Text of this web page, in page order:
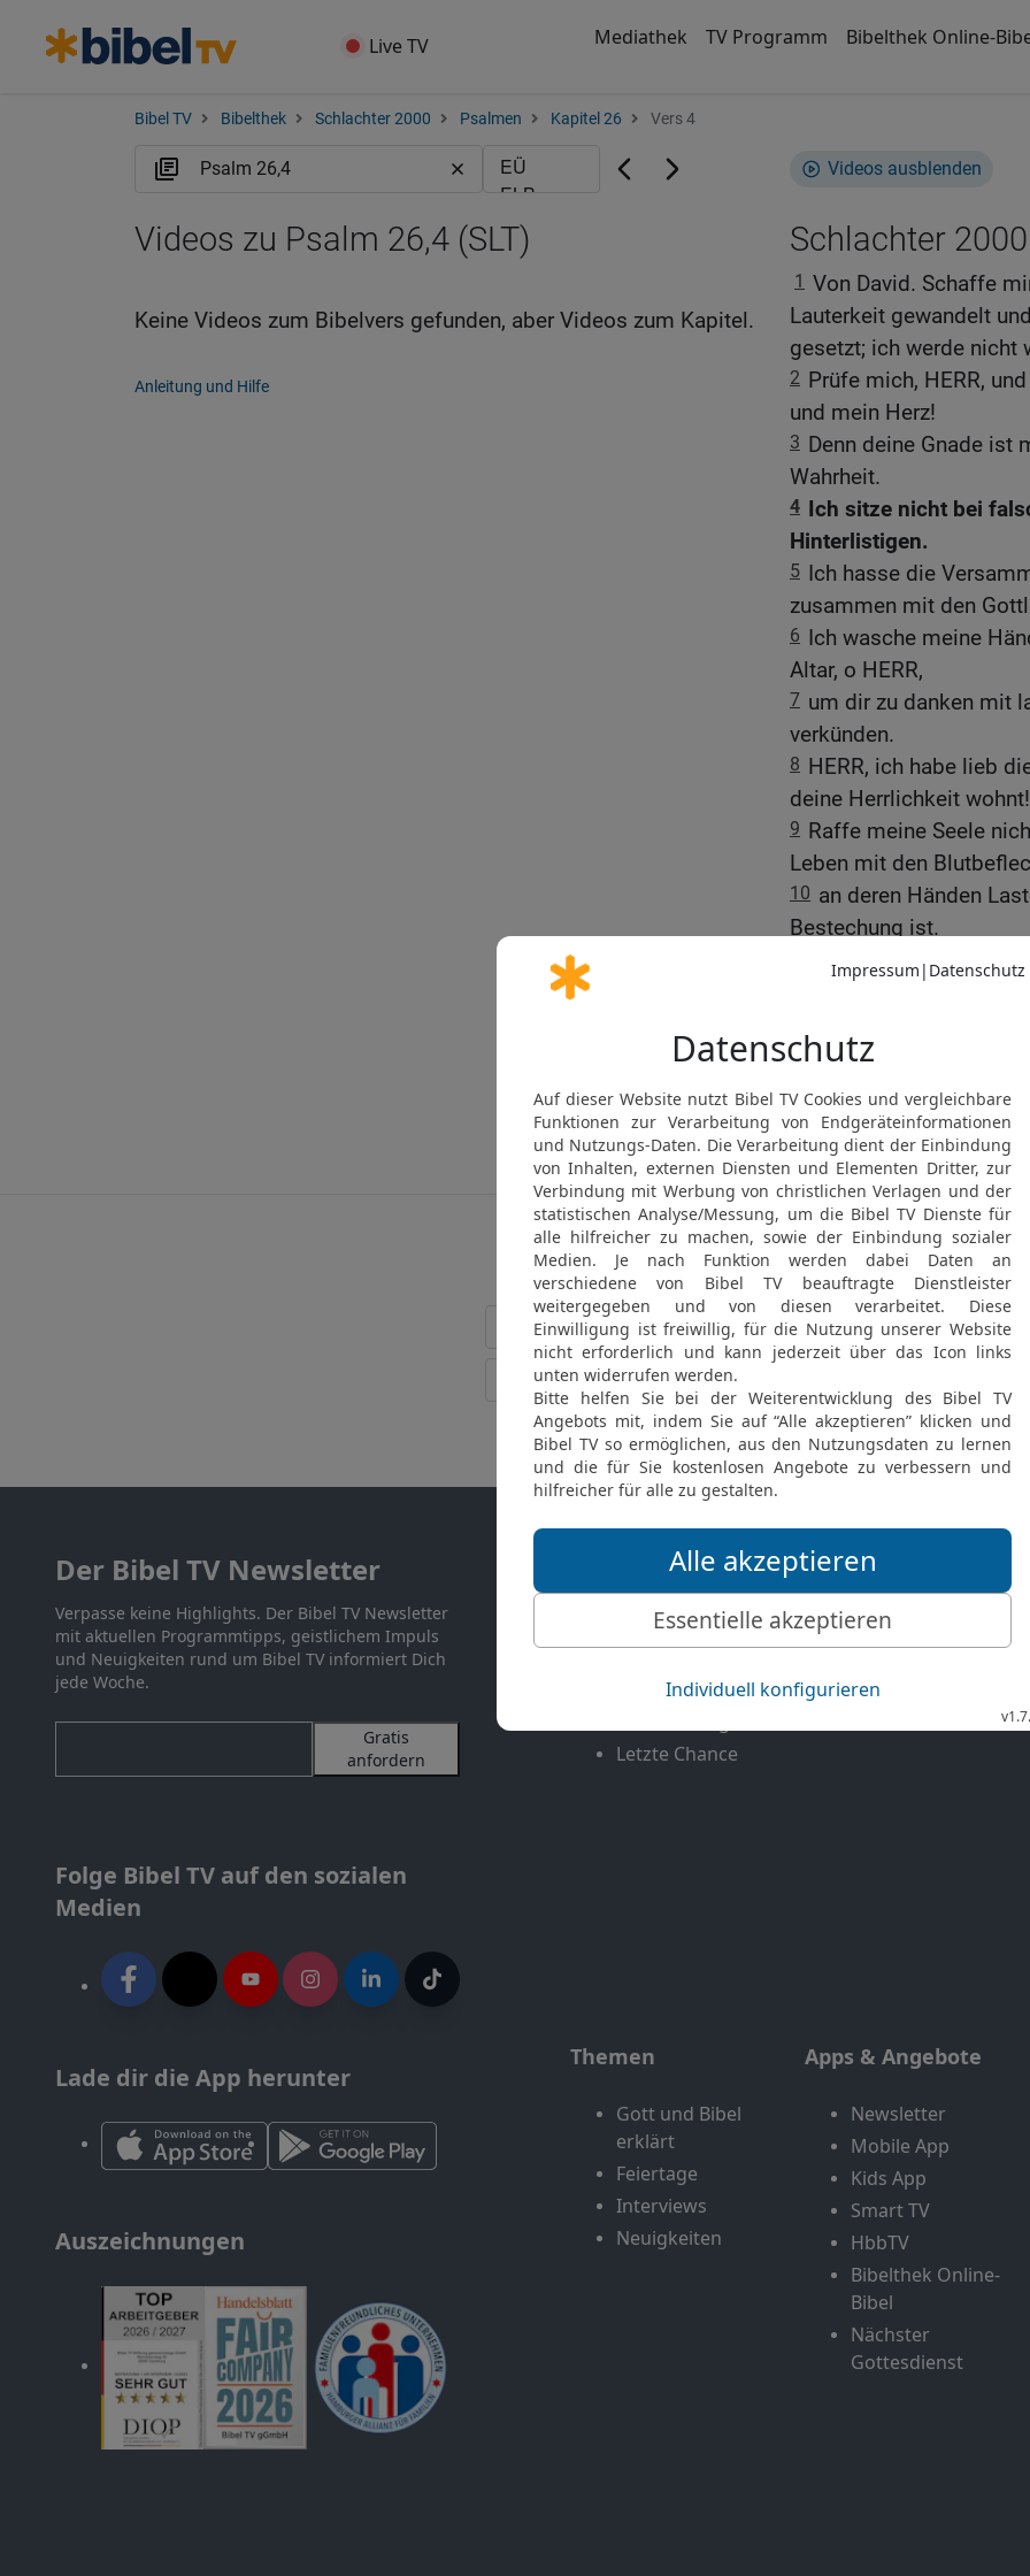
Live TV Mediathek TV Programm Bibelthek Online-
Bibel TV Bibelthek Schlachter 2000 Psalmen Kapitel 26 Vers 4
Videos ausblenden
Schlachter
1 Von David. Schaffe
Lauterkeit gewandelt
gesetzt; ich werde nicht
2 Prüfe mich, HERR,
und mein Herz!
3 Denn deine Gnade ist
Wahrheit.
4 Ich sitze nicht bei
Hinterlistigen.
5 Ich hasse die
zusammen mit den
6 Ich wasche meine
Altar, o HERR,
7 um dir zu danken mit
verkünden.
8 HERR, ich habe lieb
deine Herrlichkeit wohnt!
9 Raffe meine Seele
Leben mit den
10 an deren Händen
Bestechung ist.
Ich aber wandle in
Mein Fuß steht fest
loben in den
© 2000 Genfer Bibelgesellschaft
Videos zu Psalm 26,4 (SLT)
Keine Videos zum Bibelvers gefunden, aber Videos zum Kapitel.
Anleitung und Hilfe
Möchtest du uns Feedback geben?
Bewertung der Bibelthek
FEEDBACK SENDEN
Der Bibel TV Newsletter
Verpasse keine Highlights. Der Bibel TV Newsletter
mit aktuellen Programmtipps, geistlichem Impuls
und Neuigkeiten rund um Bibel TV informiert Dich
jede Woche.
Gratis
anfordern
Folge Bibel TV auf den sozialen
Medien
Lade dir die App herunter
Auszeichnungen
Mediathek
Mehr entdecken
Genres
Letzte Chance
Livestream
Bibel TV
EchtJetzt
MeinGottesdienst
Themen
Gott und Bibel
erklärt
Feiertage
Interviews
Neuigkeiten
Apps & Angebote
Newsletter
Mobile App
Kids App
Smart TV
HbbTV
Bibelthek Online-
Bibel
Nächster
Gottesdienst